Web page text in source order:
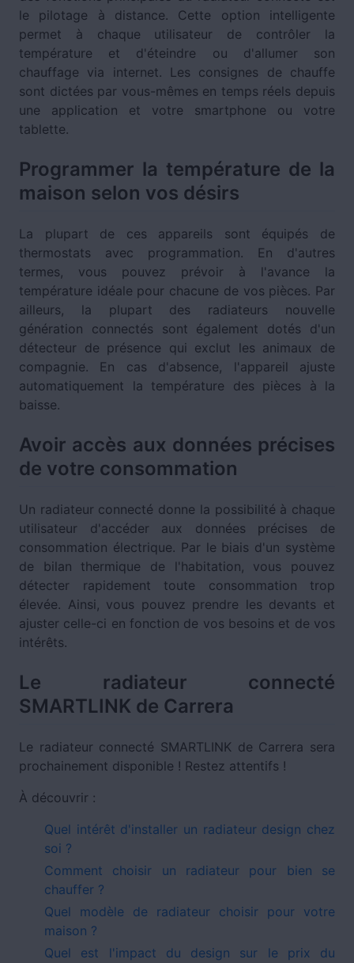
le pilotage à distance. Cette option intelligente
permet à chaque utilisateur de contrôler la
température et d'éteindre ou d'allumer son
chauffage via internet. Les consignes de chauffe
sont dictées par vous-mêmes en temps réels depuis
une application et votre smartphone ou votre
tablette.
Programmer la température de la
maison selon vos désirs
La plupart de ces appareils sont équipés de
thermostats avec programmation. En d'autres
termes, vous pouvez prévoir à l'avance la
température idéale pour chacune de vos pièces. Par
ailleurs, la plupart des radiateurs nouvelle
génération connectés sont également dotés d'un
détecteur de présence qui exclut les animaux de
compagnie. En cas d'absence, l'appareil ajuste
automatiquement la température des pièces à la
baisse.
Avoir accès aux données précises
de votre consommation
Un radiateur connecté donne la possibilité à chaque
utilisateur d'accéder aux données précises de
consommation électrique. Par le biais d'un système
de bilan thermique de l'habitation, vous pouvez
détecter rapidement toute consommation trop
élevée. Ainsi, vous pouvez prendre les devants et
ajuster celle-ci en fonction de vos besoins et de vos
intérêts.
Le radiateur connecté
SMARTLINK de Carrera
Le radiateur connecté SMARTLINK de Carrera sera
prochainement disponible ! Restez attentifs !
À découvrir :
Quel intérêt d'installer un radiateur design chez
soi ?
Comment choisir un radiateur pour bien se
chauffer ?
Quel modèle de radiateur choisir pour votre
maison ?
Quel est l'impact du design sur le prix du